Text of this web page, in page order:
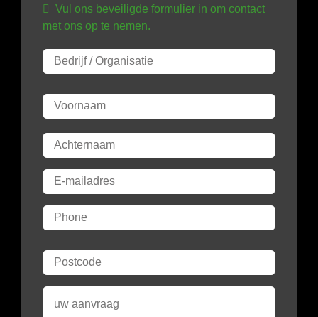
Vul ons beveiligde formulier in om contact
met ons op te nemen.